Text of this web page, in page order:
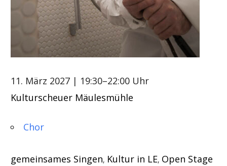
11. März 2027 | 19:30–22:00 Uhr
Kulturscheuer Mäulesmühle
Chor
gemeinsames Singen, Kultur in LE, Open Stage